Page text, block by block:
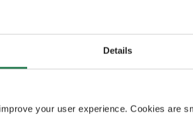
Details
your user experience. Cookies are